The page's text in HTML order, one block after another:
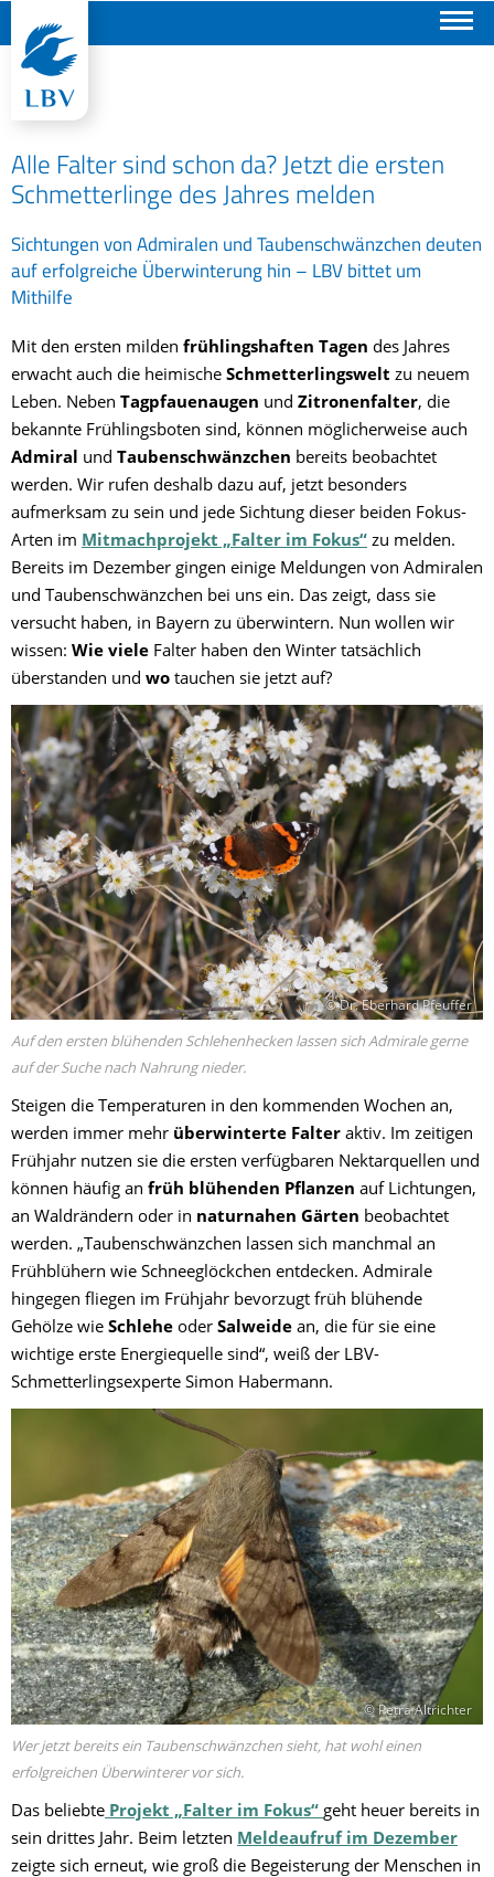
Alle Falter sind schon da? Jetzt die ersten
Schmetterlinge des Jahres melden
Sichtungen von Admiralen und Taubenschwänzchen deuten
auf erfolgreiche Überwinterung hin – LBV bittet um
Mithilfe
Mit den ersten milden frühlingshaften Tagen des Jahres
erwacht auch die heimische Schmetterlingswelt zu neuem
Leben. Neben Tagpfauenaugen und Zitronenfalter, die
bekannte Frühlingsboten sind, können möglicherweise auch
Admiral und Taubenschwänzchen bereits beobachtet
werden. Wir rufen deshalb dazu auf, jetzt besonders
aufmerksam zu sein und jede Sichtung dieser beiden Fokus-
Arten im Mitmachprojekt „Falter im Fokus“ zu melden.
Bereits im Dezember gingen einige Meldungen von Admiralen
und Taubenschwänzchen bei uns ein. Das zeigt, dass sie
versucht haben, in Bayern zu überwintern. Nun wollen wir
wissen: Wie viele Falter haben den Winter tatsächlich
überstanden und wo tauchen sie jetzt auf?
© Dr. Eberhard Pfeuffer
Auf den ersten blühenden Schlehenhecken lassen sich Admirale gerne
auf der Suche nach Nahrung nieder.
Steigen die Temperaturen in den kommenden Wochen an,
werden immer mehr überwinterte Falter aktiv. Im zeitigen
Frühjahr nutzen sie die ersten verfügbaren Nektarquellen und
können häufig an früh blühenden Pflanzen auf Lichtungen,
an Waldrändern oder in naturnahen Gärten beobachtet
werden. „Taubenschwänzchen lassen sich manchmal an
Frühblühern wie Schneeglöckchen entdecken. Admirale
hingegen fliegen im Frühjahr bevorzugt früh blühende
Gehölze wie Schlehe oder Salweide an, die für sie eine
wichtige erste Energiequelle sind“, weiß der LBV-
Schmetterlingsexperte Simon Habermann.
© Petra Altrichter
Wer jetzt bereits ein Taubenschwänzchen sieht, hat wohl einen
erfolgreichen Überwinterer vor sich.
Das beliebte Projekt „Falter im Fokus“ geht heuer bereits in
sein drittes Jahr. Beim letzten Meldeaufruf im Dezember
zeigte sich erneut, wie groß die Begeisterung der Menschen in